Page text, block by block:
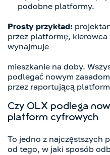
podobne platformy.
Prosty przykład:
przez platformę,
wynajmuje
mieszkanie na doby.
podlegać nowym
przez raportującą
Czy OLX podlega
platform cyfrowych
To jedno z najczęstszych
od tego, w jaki sposób